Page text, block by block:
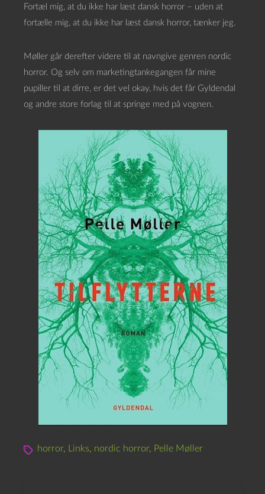
Fortæl mig, at du ikke har læst dansk horror – uden at
fortælle mig, at du ikke har læst dansk horror, tænker jeg.
Møller går derefter videre til at navngive genren nordic
horror. Og selv om marketingtankegangen får mine
pupiller til at dirre, er det vel okay, hvis det får Gyldendal
og andre store forlag til at springe med på vognen.
horror, Links, nordic horror, Pelle Møller